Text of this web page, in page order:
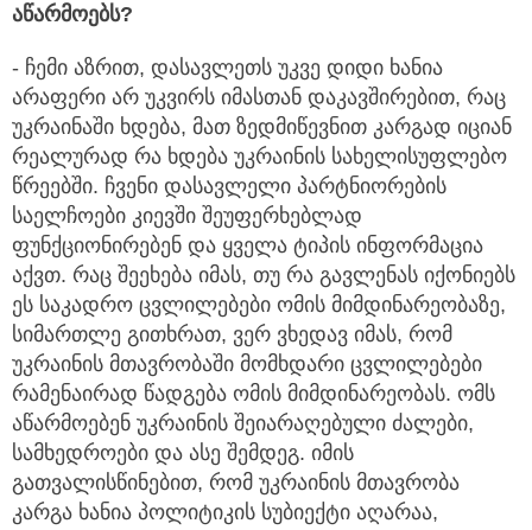
აწარმოებს?
- ჩემი აზრით, დასავლეთს უკვე დიდი ხანია
არაფერი არ უკვირს იმასთან დაკავშირებით, რაც
უკრაინაში ხდება, მათ ზედმიწევნით კარგად იციან
რეალურად რა ხდება უკრაინის სახელისუფლებო
წრეებში. ჩვენი დასავლელი პარტნიორების
საელჩოები კიევში შეუფერხებლად
ფუნქციონირებენ და ყველა ტიპის ინფორმაცია
აქვთ. რაც შეეხება იმას, თუ რა გავლენას იქონიებს
ეს საკადრო ცვლილებები ომის მიმდინარეობაზე,
სიმართლე გითხრათ, ვერ ვხედავ იმას, რომ
უკრაინის მთავრობაში მომხდარი ცვლილებები
რამენაირად წადგება ომის მიმდინარეობას. ომს
აწარმოებენ უკრაინის შეიარაღებული ძალები,
სამხედროები და ასე შემდეგ. იმის
გათვალისწინებით, რომ უკრაინის მთავრობა
კარგა ხანია პოლიტიკის სუბიექტი აღარაა,